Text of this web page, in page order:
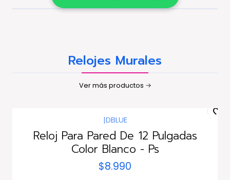
Relojes Murales
Ver más productos
|DBLUE
Reloj Para Pared De 12 Pulgadas
Color Blanco - Ps
$8.990